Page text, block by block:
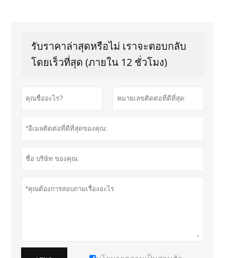
รับราคาล่าสุดหรือไม่ เราจะตอบกลับ
โดยเร็วที่สุด (ภายใน 12 ชั่วโมง)